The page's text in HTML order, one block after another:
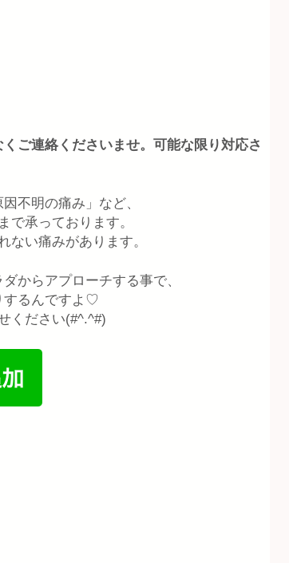
ご連絡くださいませ。可能な限り対応さ
不明の痛み」など、
で承っております。
ない痛みがあります。
からアプローチする事で、
するんですよ♡
ください(#^.^#)